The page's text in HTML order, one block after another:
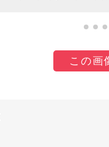
この画